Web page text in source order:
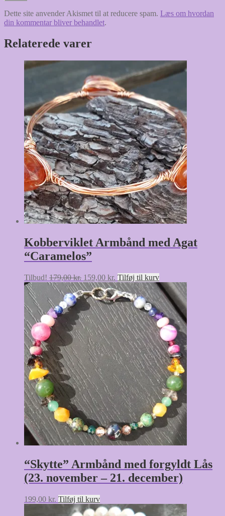
Dette site anvender Akismet til at reducere spam. Læs om hvordan
din kommentar bliver behandlet.
Relaterede varer
Kobberviklet Armbånd med Agat
“Caramelos”
Tilbud! 179,00kr. Den
oprindelige
pris
var:
179,00 kr..
159,00 kr. Den
aktuelle
pris
er:
159,00 kr..
Tilføj til kurv
“Skytte” Armbånd med forgyldt Lås
(23. november – 21. december)
199,00 kr. Tilføj til kurv